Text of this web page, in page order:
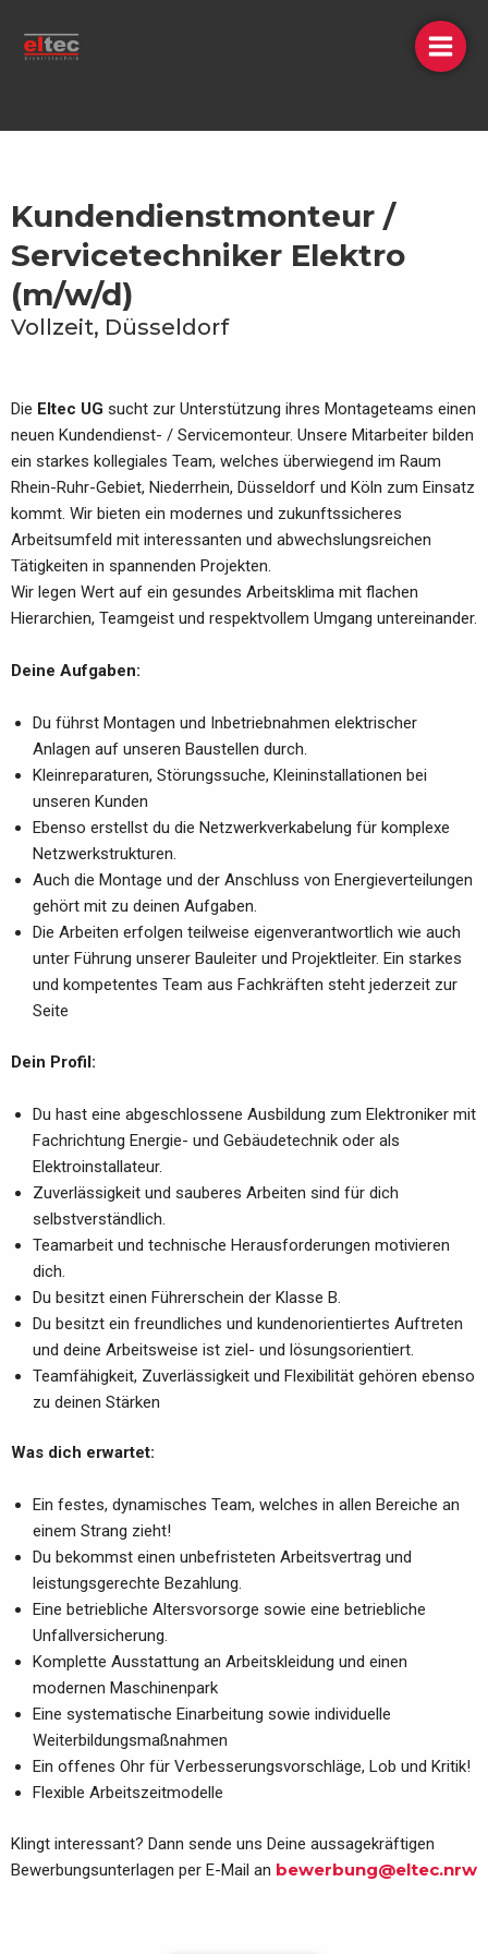
Inhalt
springen
Kundendienstmonteur /
Servicetechniker Elektro
(m/w/d)
Vollzeit, Düsseldorf
Die Eltec UG sucht zur Unterstützung ihres Montageteams einen
neuen Kundendienst- / Servicemonteur. Unsere Mitarbeiter bilden
ein starkes kollegiales Team, welches überwiegend im Raum
Rhein-Ruhr-Gebiet, Niederrhein, Düsseldorf und Köln zum Einsatz
kommt. Wir bieten ein modernes und zukunftssicheres
Arbeitsumfeld mit interessanten und abwechslungsreichen
Tätigkeiten in spannenden Projekten.
Wir legen Wert auf ein gesundes Arbeitsklima mit flachen
Hierarchien, Teamgeist und respektvollem Umgang untereinander.
Deine Aufgaben:
Du führst Montagen und Inbetriebnahmen elektrischer
Anlagen auf unseren Baustellen durch.
Kleinreparaturen, Störungssuche, Kleininstallationen bei
unseren Kunden
Ebenso erstellst du die Netzwerkverkabelung für komplexe
Netzwerkstrukturen.
Auch die Montage und der Anschluss von Energieverteilungen
gehört mit zu deinen Aufgaben.
Die Arbeiten erfolgen teilweise eigenverantwortlich wie auch
unter Führung unserer Bauleiter und Projektleiter. Ein starkes
und kompetentes Team aus Fachkräften steht jederzeit zur
Seite
Dein Profil:
Du hast eine abgeschlossene Ausbildung zum Elektroniker mit
Fachrichtung Energie- und Gebäudetechnik oder als
Elektroinstallateur.
Zuverlässigkeit und sauberes Arbeiten sind für dich
selbstverständlich.
Teamarbeit und technische Herausforderungen motivieren
dich.
Du besitzt einen Führerschein der Klasse B.
Du besitzt ein freundliches und kundenorientiertes Auftreten
und deine Arbeitsweise ist ziel- und lösungsorientiert.
Teamfähigkeit, Zuverlässigkeit und Flexibilität gehören ebenso
zu deinen Stärken
Was dich erwartet:
Ein festes, dynamisches Team, welches in allen Bereiche an
einem Strang zieht!
Du bekommst einen unbefristeten Arbeitsvertrag und
leistungsgerechte Bezahlung.
Eine betriebliche Altersvorsorge sowie eine betriebliche
Unfallversicherung.
Komplette Ausstattung an Arbeitskleidung und einen
modernen Maschinenpark
Eine systematische Einarbeitung sowie individuelle
Weiterbildungsmaßnahmen
Ein offenes Ohr für Verbesserungsvorschläge, Lob und Kritik!
Flexible Arbeitszeitmodelle
Klingt interessant? Dann sende uns Deine aussagekräftigen
Bewerbungsunterlagen per E-Mail an bewerbung@eltec.nrw